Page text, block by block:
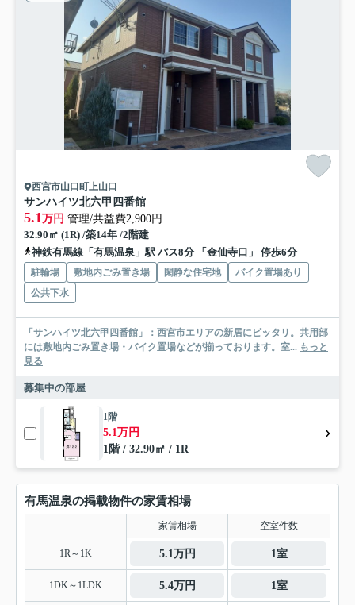
西宮市山口町上山口
サンハイツ北六甲四番館
5.1 万円 管理/共益費2,900円
32.90㎡ (1R) /築14年 /2階建
神鉄有馬線「有馬温泉」駅 バス8分 「金仙寺口」 停歩6分
駐輪場 敷地内ごみ置き場 閑静な住宅地
バイク置場あり
公共下水
「サンハイツ北六甲四番館」：西宮市エリアの新居にピッタリ。共用部
には敷地内ごみ置き場・バイク置場などが揃っております。室... もっと
見る
募集中の部屋
1階
5.1万円
1階 / 32.90㎡ / 1R
有馬温泉の掲載物件の家賃相場
家賃相場 空室件数
1R～1K 5.1万円 1室
1DK～1LDK 5.4万円 1室